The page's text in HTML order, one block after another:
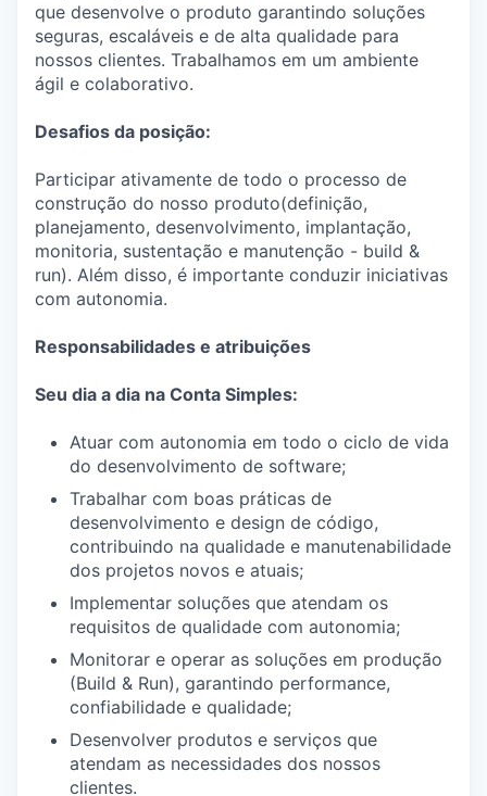
que desenvolve o produto garantindo soluções
seguras, escaláveis e de alta qualidade para
nossos clientes. Trabalhamos em um ambiente
ágil e colaborativo.
Desafios da posição:
Participar ativamente de todo o processo de
construção do nosso produto(definição,
planejamento, desenvolvimento, implantação,
monitoria, sustentação e manutenção - build &
run). Além disso, é importante conduzir iniciativas
com autonomia.
Responsabilidades e atribuições
Seu dia a dia na Conta Simples:
Atuar com autonomia em todo o ciclo de vida
do desenvolvimento de software;
Trabalhar com boas práticas de
desenvolvimento e design de código,
contribuindo na qualidade e manutenabilidade
dos projetos novos e atuais;
Implementar soluções que atendam os
requisitos de qualidade com autonomia;
Monitorar e operar as soluções em produção
(Build & Run), garantindo performance,
confiabilidade e qualidade;
Desenvolver produtos e serviços que
atendam as necessidades dos nossos
clientes.